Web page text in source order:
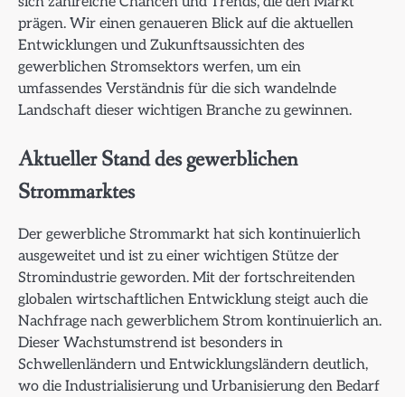
prägen. Wir einen genaueren Blick auf die aktuellen
Entwicklungen und Zukunftsaussichten des
gewerblichen Stromsektors werfen, um ein
umfassendes Verständnis für die sich wandelnde
Landschaft dieser wichtigen Branche zu gewinnen.
Aktueller Stand des gewerblichen
Strommarktes
Der gewerbliche Strommarkt hat sich kontinuierlich
ausgeweitet und ist zu einer wichtigen Stütze der
Stromindustrie geworden. Mit der fortschreitenden
globalen wirtschaftlichen Entwicklung steigt auch die
Nachfrage nach gewerblichem Strom kontinuierlich an.
Dieser Wachstumstrend ist besonders in
Schwellenländern und Entwicklungsländern deutlich,
wo die Industrialisierung und Urbanisierung den Bedarf